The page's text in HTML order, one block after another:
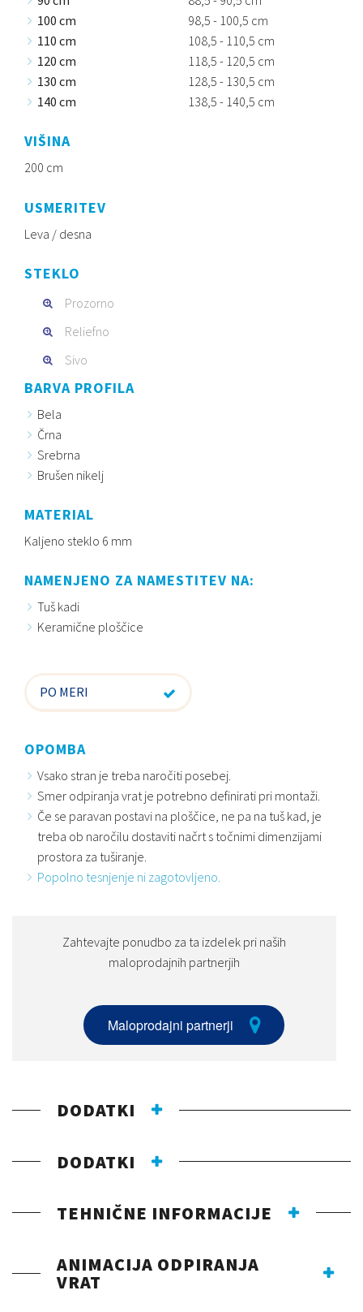
100 cm
98,5 - 100,5 cm
110 cm
108,5 - 110,5 cm
120 cm
118,5 - 120,5 cm
130 cm
128,5 - 130,5 cm
140 cm
138,5 - 140,5 cm
VIŠINA
200 cm
USMERITEV
Leva / desna
STEKLO
Prozorno
Reliefno
Sivo
BARVA PROFILA
Bela
Črna
Srebrna
Brušen nikelj
MATERIAL
Kaljeno steklo 6 mm
NAMENJENO ZA NAMESTITEV NA:
Tuš kadi
Keramične ploščice
PO MERI
OPOMBA
Vsako stran je treba naročiti posebej.
Smer odpiranja vrat je potrebno definirati pri montaži.
Če se paravan postavi na ploščice, ne pa na tuš kad, je
treba ob naročilu dostaviti načrt s točnimi dimenzijami
prostora za tuširanje.
Popolno tesnjenje ni zagotovljeno.
Zahtevajte ponudbo za ta izdelek pri naših
maloprodajnih partnerjih
Maloprodajni partnerji
DODATKI
DODATKI
TEHNIČNE INFORMACIJE
ANIMACIJA ODPIRANJA
VRAT